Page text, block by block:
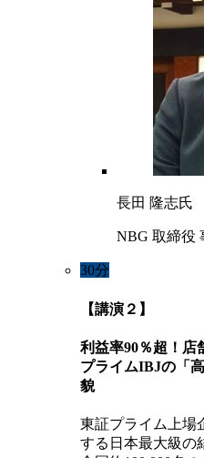
長田 隆志氏
NBG 取締役
30分
【講演２】
利益率90％超！店
プライムIBJの「
貌
東証プライム上場
する日本最大級の